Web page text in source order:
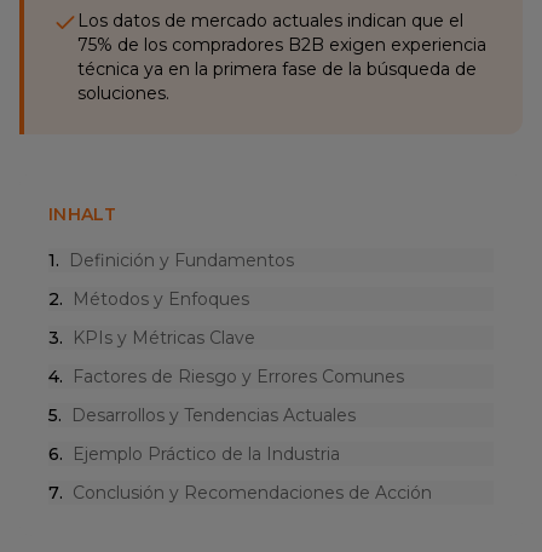
Los datos de mercado actuales indican que el
75% de los compradores B2B exigen experiencia
técnica ya en la primera fase de la búsqueda de
soluciones.
INHALT
1.
Definición y Fundamentos
2.
Métodos y Enfoques
3.
KPIs y Métricas Clave
4.
Factores de Riesgo y Errores Comunes
5.
Desarrollos y Tendencias Actuales
6.
Ejemplo Práctico de la Industria
7. Conclusión y Recomendaciones de Acción